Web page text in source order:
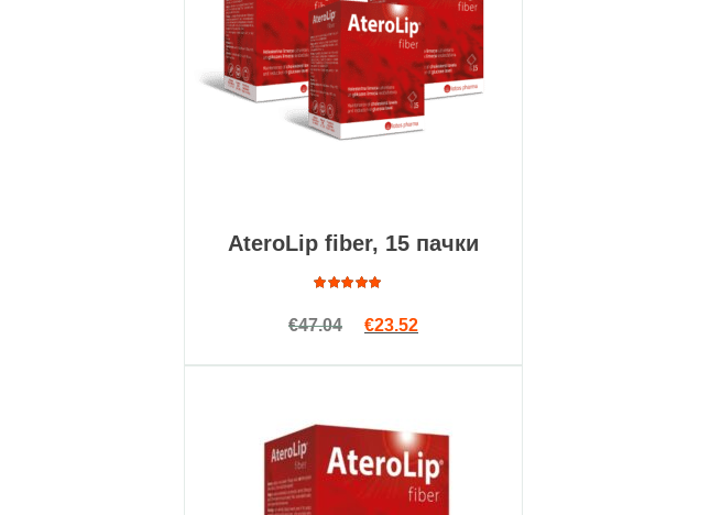
AteroLip fiber, 15 пачки
5.00
из
€47.04 Первоначальная цена составляла €47.04.
€23.52